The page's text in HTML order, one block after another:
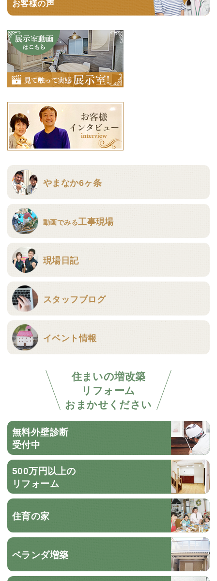
お客様の声
やまなか6ヶ条
動画でみる工事現場
現場日記
スタッフブログ
イベント情報
住まいの増改築
リフォーム
おまかせください
無料外壁診断
受付中
500万円以上の
リフォーム
住育の家
ベランダ増築